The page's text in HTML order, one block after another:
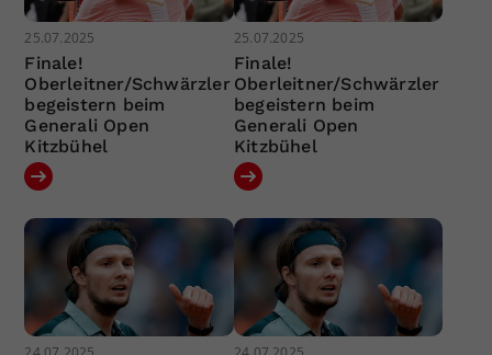
25.07.2025
Finale!
Oberleitner/Schwärzler
begeistern beim
Generali Open
Kitzbühel
25.07.2025
Finale!
Oberleitner/Schwärzler
begeistern beim
Generali Open
Kitzbühel